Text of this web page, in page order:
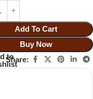
Add To Cart
Buy Now
to
Share: